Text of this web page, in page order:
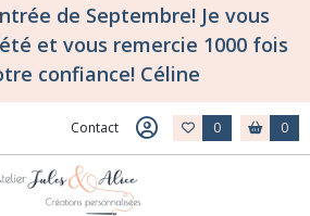
de Septembre! Je vous
et vous remercie 1000 fois
confiance! Céline
Contact 0 0